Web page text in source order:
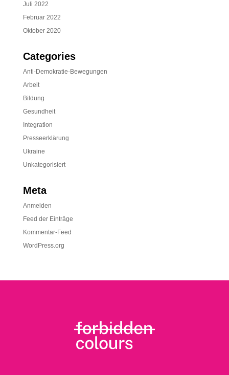
Juli 2022
Februar 2022
Oktober 2020
Categories
Anti-Demokratie-Bewegungen
Arbeit
Bildung
Gesundheit
Integration
Presseerklärung
Ukraine
Unkategorisiert
Meta
Anmelden
Feed der Einträge
Kommentar-Feed
WordPress.org